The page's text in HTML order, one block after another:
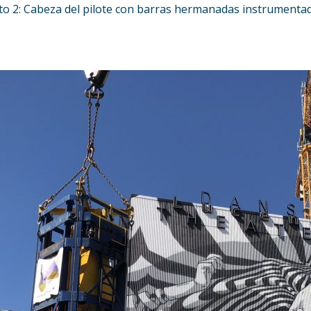
2: Cabeza del pilote con barras hermanadas